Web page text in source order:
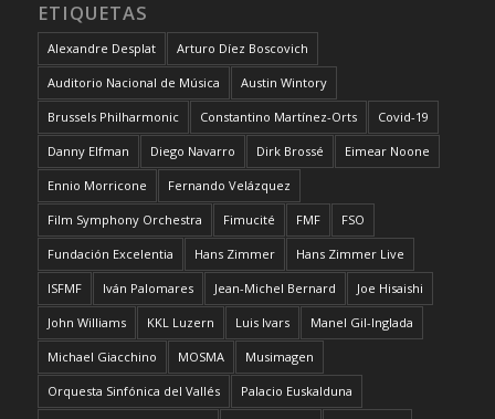
ETIQUETAS
Alexandre Desplat Arturo Díez Boscovich
Auditorio Nacional de Música Austin Wintory
Brussels Philharmonic Constantino Martínez-Orts Covid-19
Danny Elfman Diego Navarro Dirk Brossé Eimear Noone
Ennio Morricone Fernando Velázquez
Film Symphony Orchestra Fimucité FMF FSO
Fundación Excelentia Hans Zimmer Hans Zimmer Live
ISFMF Iván Palomares Jean-Michel Bernard Joe Hisaishi
John Williams KKL Luzern Luis Ivars Manel Gil-Inglada
Michael Giacchino MOSMA Musimagen
Orquesta Sinfónica del Vallés Palacio Euskalduna